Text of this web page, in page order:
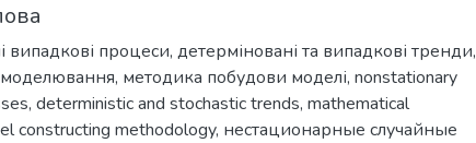
випадкові процеси, детерміновані та випадкові тренди,
, методика побудови моделі, nonstationary
, deterministic and stochastic trends, mathematical
constructing methodology, нестационарные случайные